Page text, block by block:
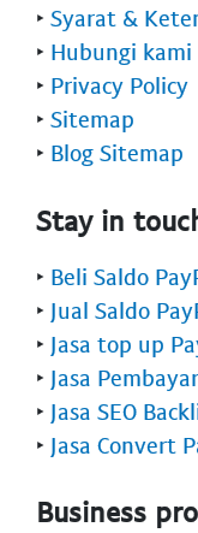
‣ Syarat &
‣ Hubungi kami
‣ Privacy Policy
‣ Sitemap
‣ Blog Sitemap
Stay in
‣ Beli Saldo
‣ Jual Saldo
‣ Jasa top up
‣ Jasa
‣ Jasa SEO
‣ Jasa Convert
Business